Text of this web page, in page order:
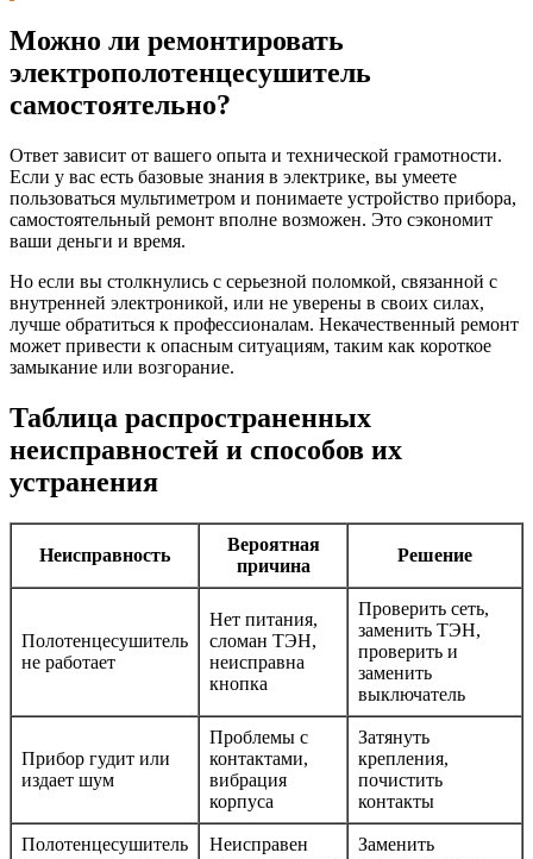
Можно ли ремонтировать
электрополотенцесушитель
самостоятельно?
Ответ зависит от вашего опыта и технической грамотности.
Если у вас есть базовые знания в электрике, вы умеете
пользоваться мультиметром и понимаете устройство прибора,
самостоятельный ремонт вполне возможен. Это сэкономит
ваши деньги и время.
Но если вы столкнулись с серьезной поломкой, связанной с
внутренней электроникой, или не уверены в своих силах,
лучше обратиться к профессионалам. Некачественный ремонт
может привести к опасным ситуациям, таким как короткое
замыкание или возгорание.
Таблица распространенных
неисправностей и способов их
устранения
Неисправность
Вероятная
причина
Решение
Полотенцесушитель
не работает
Нет питания,
сломан ТЭН,
неисправна
кнопка
Проверить сеть,
заменить ТЭН,
проверить и
заменить
выключатель
Прибор гудит или
издает шум
Проблемы с
контактами,
вибрация
корпуса
Затянуть
крепления,
почистить
контакты
Полотенцесушитель
Неисправен
Заменить